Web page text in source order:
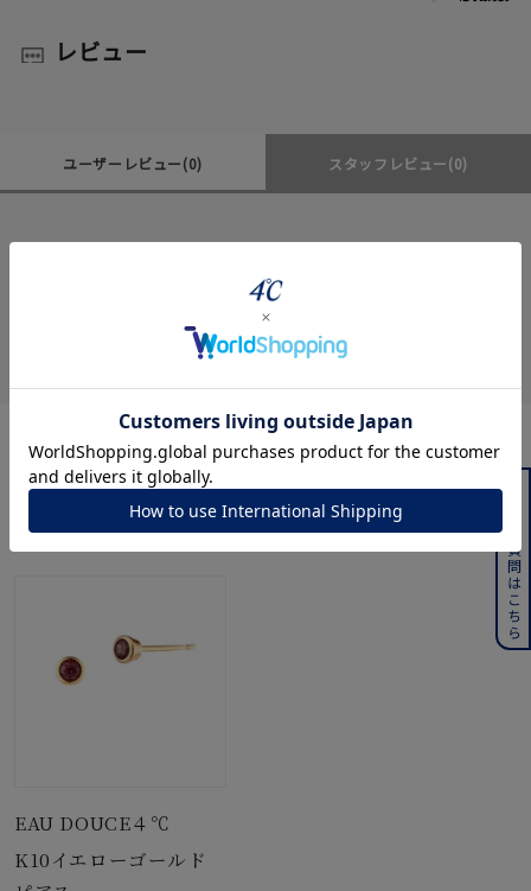
レビュー
ユーザーレビュー(0) スタッフレビュー(0)
レビューはありません。
最近チェックした商品
EAU DOUCE４℃
K10イエローゴールド
よくある質問はこちら